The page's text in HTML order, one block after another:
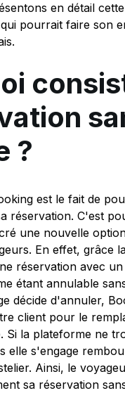
en détail
pourrait faire son
?
est le fait de
réservation. C'est
une nouvelle
En effet, grâce
réservation avec
étant annulable
décide d'annuler,
client pour le
Si la plateforme ne
elle s'engage
Ainsi, le
sa réservation